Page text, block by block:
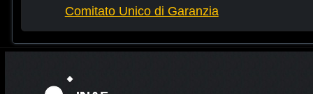
Comitato Unico di Garanzia